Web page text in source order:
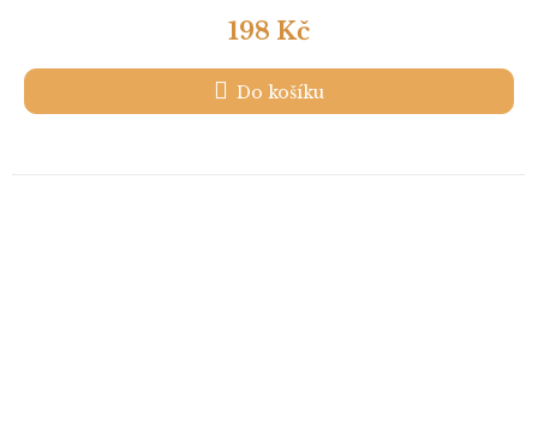
198 Kč
Do košíku